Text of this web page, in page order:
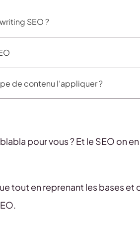
SEO ?
de contenu l’appliquer ?
pour vous ? Et le SEO on
tout en reprenant les bases